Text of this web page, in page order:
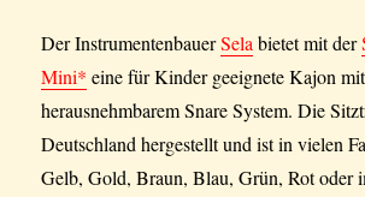
Der InstrumentenbauerSelabietet mit der
Mini* eine für Kinder geeignete Kajon mit
herausnehmbarem Snare System. Die
Deutschland hergestellt und ist in vielen
Gelb, Gold, Braun, Blau, Grün, Rot oder